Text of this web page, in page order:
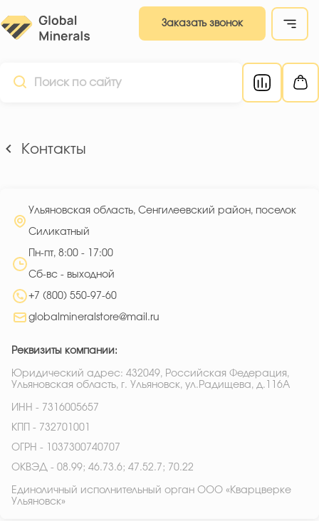
Заказать звонок
Контакты
Ульяновская область, Сенгилеевский район, поселок
Силикатный
Пн-пт, 8:00 - 17:00
Сб-вс - выходной
+7 (800) 550-97-60
globalmineralstore@mail.ru
Реквизиты компании:
Юридический адрес: 432049, Российская Федерация,
Ульяновская область, г. Ульяновск, ул.Радищева, д.116А
ИНН - 7316005657
КПП - 732701001
ОГРН - 1037300740707
ОКВЭД - 08.99; 46.73.6; 47.52.7; 70.22
Единоличный исполнительный орган ООО «Кварцверке
Ульяновск»